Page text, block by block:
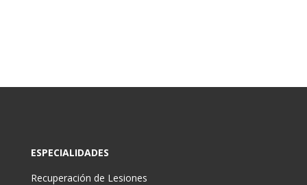
ESPECIALIDADES
Recuperación de Lesiones